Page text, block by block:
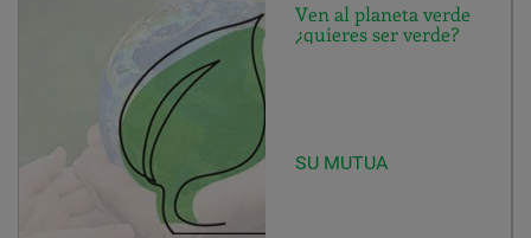
Ven al planeta verde
¿quieres ser verde?
SU MUTUA